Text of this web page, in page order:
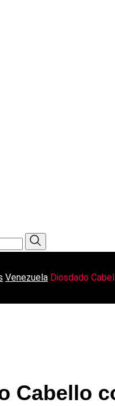
Venezuela Diosdado
Cabello